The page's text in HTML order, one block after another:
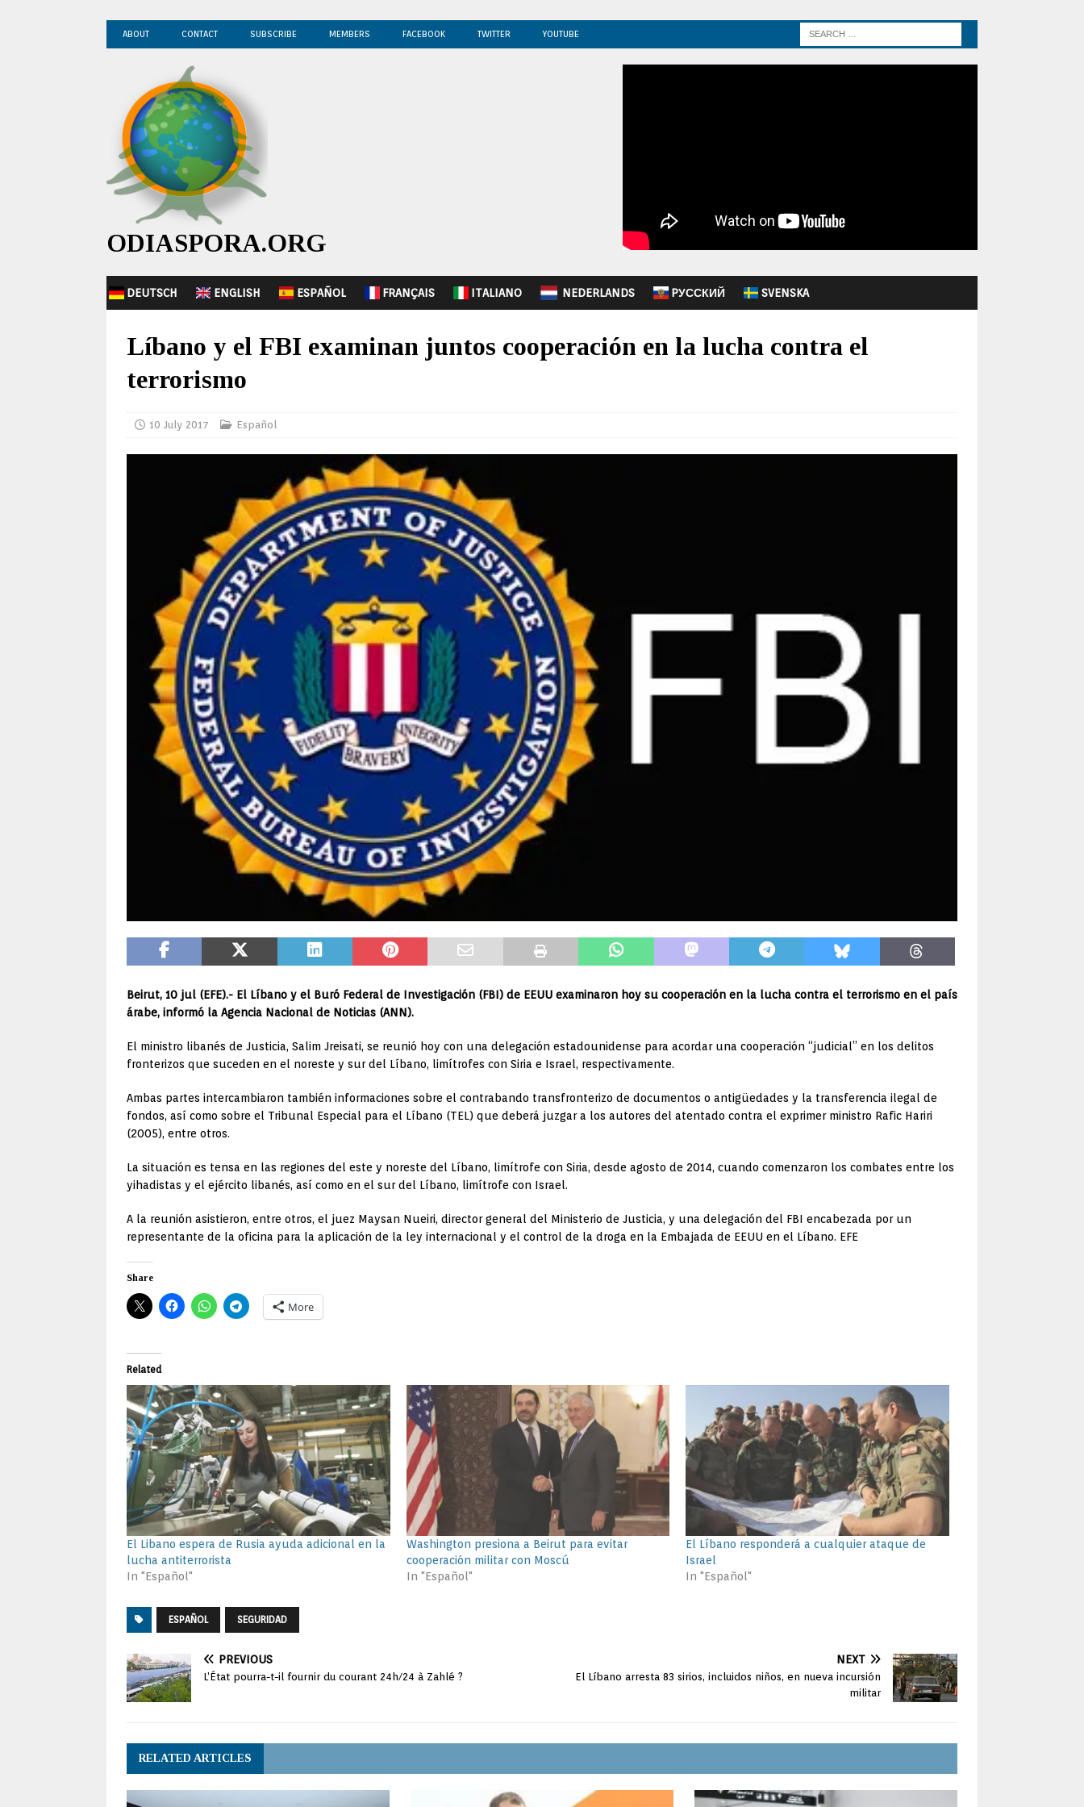
ABOUT CONTACT SUBSCRIBE MEMBERS FACEBOOK TWITTER YOUTUBE
ODIASPORA.ORG
DEUTSCH ENGLISH ESPAÑOL FRANÇAIS ITALIANO NEDERLANDS PУССКИЙ SVENSKA
Líbano y el FBI examinan juntos cooperación en la lucha contra el
terrorismo
10 July 2017 Español
Beirut, 10 jul (EFE).- El Líbano y el Buró Federal de Investigación (FBI) de EEUU examinaron hoy su cooperación en la lucha contra el terrorismo en el país
árabe, informó la Agencia Nacional de Noticias (ANN).
El ministro libanés de Justicia, Salim Jreisati, se reunió hoy con una delegación estadounidense para acordar una cooperación “judicial” en los delitos
fronterizos que suceden en el noreste y sur del Líbano, limítrofes con Siria e Israel, respectivamente.
Ambas partes intercambiaron también informaciones sobre el contrabando transfronterizo de documentos o antigüedades y la transferencia ilegal de
fondos, así como sobre el Tribunal Especial para el Líbano (TEL) que deberá juzgar a los autores del atentado contra el exprimer ministro Rafic Hariri
(2005), entre otros.
La situación es tensa en las regiones del este y noreste del Líbano, limítrofe con Siria, desde agosto de 2014, cuando comenzaron los combates entre los
yihadistas y el ejército libanés, así como en el sur del Líbano, limítrofe con Israel.
A la reunión asistieron, entre otros, el juez Maysan Nueiri, director general del Ministerio de Justicia, y una delegación del FBI encabezada por un
representante de la oficina para la aplicación de la ley internacional y el control de la droga en la Embajada de EEUU en el Líbano. EFE
Share
More
Related
El Libano espera de Rusia ayuda adicional en la
lucha antiterrorista
In "Español"
Washington presiona a Beirut para evitar
cooperación militar con Moscú
In "Español"
El Líbano responderá a cualquier ataque de
Israel
In "Español"
ESPAÑOL SEGURIDAD
PREVIOUS
L’État pourra-t-il fournir du courant 24h/24 à Zahlé ?
NEXT
El Líbano arresta 83 sirios, incluidos niños, en nueva incursión
militar
RELATED ARTICLES